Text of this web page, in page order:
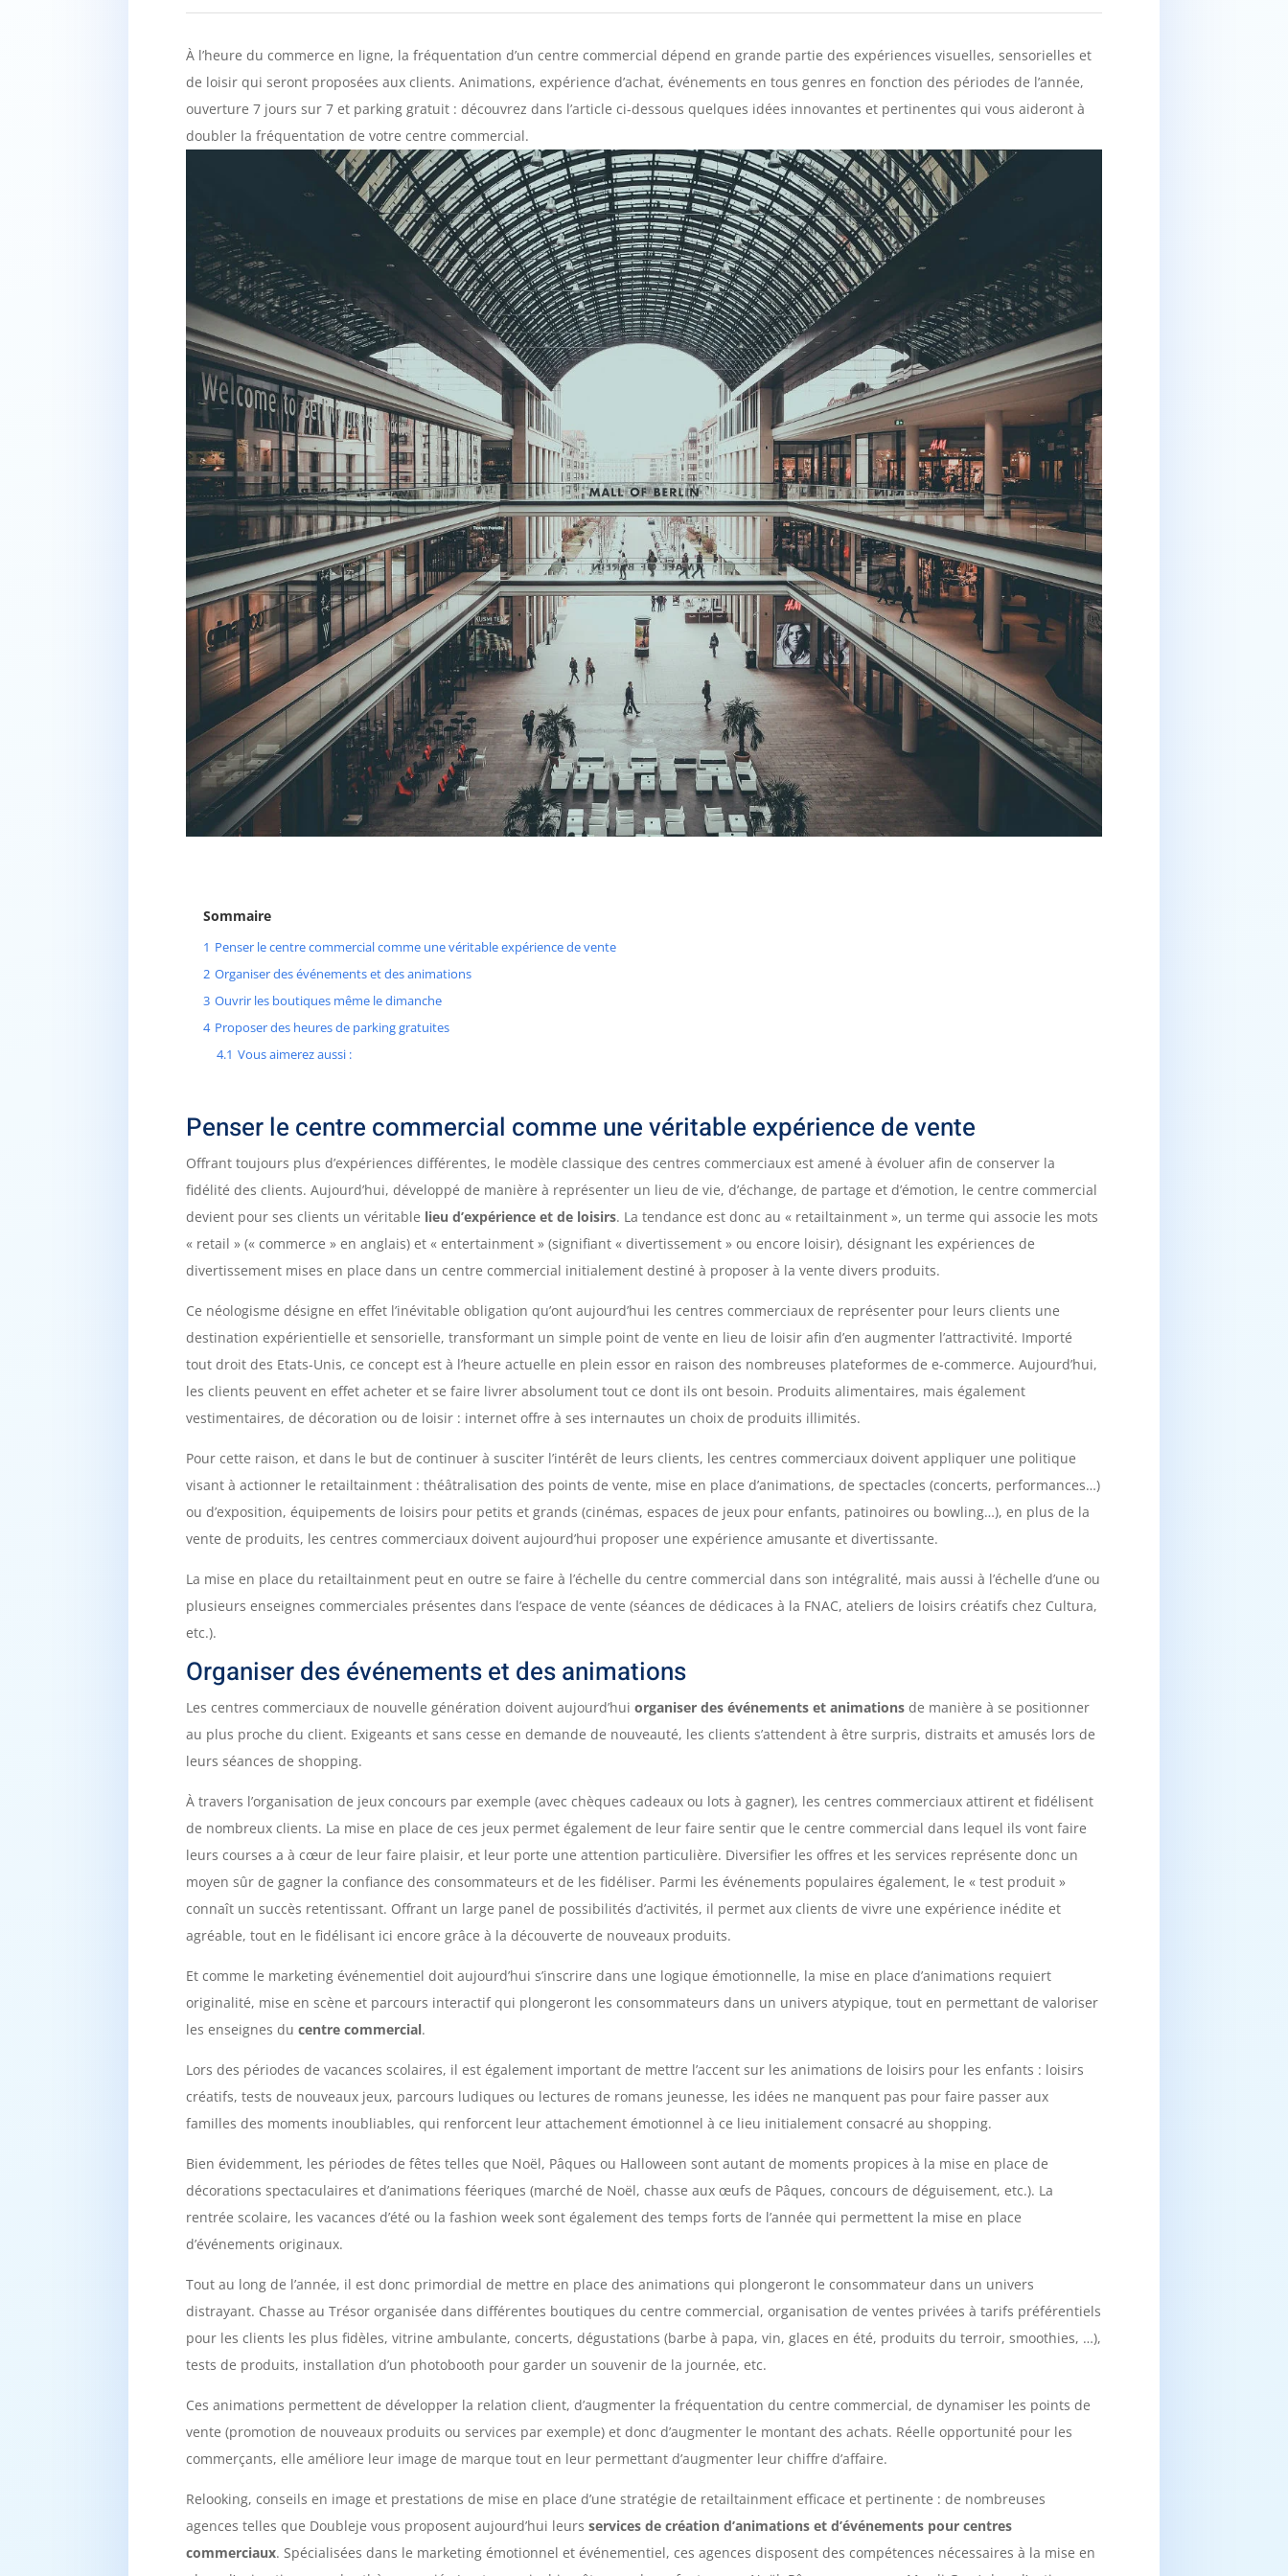
À l’heure du commerce en ligne, la fréquentation d’un centre commercial dépend en grande partie des expériences visuelles, sensorielles et
de loisir qui seront proposées aux clients. Animations, expérience d’achat, événements en tous genres en fonction des périodes de l’année,
ouverture 7 jours sur 7 et parking gratuit : découvrez dans l’article ci-dessous quelques idées innovantes et pertinentes qui vous aideront à
doubler la fréquentation de votre centre commercial.
Sommaire
1 Penser le centre commercial comme une véritable expérience de vente
2 Organiser des événements et des animations
3 Ouvrir les boutiques même le dimanche
4 Proposer des heures de parking gratuites
4.1 Vous aimerez aussi :
Penser le centre commercial comme une véritable expérience de vente
Offrant toujours plus d’expériences différentes, le modèle classique des centres commerciaux est amené à évoluer afin de conserver la
fidélité des clients. Aujourd’hui, développé de manière à représenter un lieu de vie, d’échange, de partage et d’émotion, le centre commercial
devient pour ses clients un véritable lieu d’expérience et de loisirs. La tendance est donc au « retailtainment », un terme qui associe les mots
« retail » (« commerce » en anglais) et « entertainment » (signifiant « divertissement » ou encore loisir), désignant les expériences de
divertissement mises en place dans un centre commercial initialement destiné à proposer à la vente divers produits.
Ce néologisme désigne en effet l’inévitable obligation qu’ont aujourd’hui les centres commerciaux de représenter pour leurs clients une
destination expérientielle et sensorielle, transformant un simple point de vente en lieu de loisir afin d’en augmenter l’attractivité. Importé
tout droit des Etats-Unis, ce concept est à l’heure actuelle en plein essor en raison des nombreuses plateformes de e-commerce. Aujourd’hui,
les clients peuvent en effet acheter et se faire livrer absolument tout ce dont ils ont besoin. Produits alimentaires, mais également
vestimentaires, de décoration ou de loisir : internet offre à ses internautes un choix de produits illimités.
Pour cette raison, et dans le but de continuer à susciter l’intérêt de leurs clients, les centres commerciaux doivent appliquer une politique
visant à actionner le retailtainment : théâtralisation des points de vente, mise en place d’animations, de spectacles (concerts, performances…)
ou d’exposition, équipements de loisirs pour petits et grands (cinémas, espaces de jeux pour enfants, patinoires ou bowling…), en plus de la
vente de produits, les centres commerciaux doivent aujourd’hui proposer une expérience amusante et divertissante.
La mise en place du retailtainment peut en outre se faire à l’échelle du centre commercial dans son intégralité, mais aussi à l’échelle d’une ou
plusieurs enseignes commerciales présentes dans l’espace de vente (séances de dédicaces à la FNAC, ateliers de loisirs créatifs chez Cultura,
etc.).
Organiser des événements et des animations
Les centres commerciaux de nouvelle génération doivent aujourd’huiorganiser des événements et animations de manière à se positionner
au plus proche du client. Exigeants et sans cesse en demande de nouveauté, les clients s’attendent à être surpris, distraits et amusés lors de
leurs séances de shopping.
À travers l’organisation de jeux concours par exemple (avec chèques cadeaux ou lots à gagner), les centres commerciaux attirent et fidélisent
de nombreux clients. La mise en place de ces jeux permet également de leur faire sentir que le centre commercial dans lequel ils vont faire
leurs courses a à cœur de leur faire plaisir, et leur porte une attention particulière. Diversifier les offres et les services représente donc un
moyen sûr de gagner la confiance des consommateurs et de les fidéliser. Parmi les événements populaires également, le « test produit »
connaît un succès retentissant. Offrant un large panel de possibilités d’activités, il permet aux clients de vivre une expérience inédite et
agréable, tout en le fidélisant ici encore grâce à la découverte de nouveaux produits.
Et comme le marketing événementiel doit aujourd’hui s’inscrire dans une logique émotionnelle, la mise en place d’animations requiert
originalité, mise en scène et parcours interactif qui plongeront les consommateurs dans un univers atypique, tout en permettant de valoriser
les enseignes ducentre commercial.
Lors des périodes de vacances scolaires, il est également important de mettre l’accent sur les animations de loisirs pour les enfants : loisirs
créatifs, tests de nouveaux jeux, parcours ludiques ou lectures de romans jeunesse, les idées ne manquent pas pour faire passer aux
familles des moments inoubliables, qui renforcent leur attachement émotionnel à ce lieu initialement consacré au shopping.
Bien évidemment, les périodes de fêtes telles que Noël, Pâques ou Halloween sont autant de moments propices à la mise en place de
décorations spectaculaires et d’animations féeriques (marché de Noël, chasse aux œufs de Pâques, concours de déguisement, etc.). La
rentrée scolaire, les vacances d’été ou la fashion week sont également des temps forts de l’année qui permettent la mise en place
d’événements originaux.
Tout au long de l’année, il est donc primordial de mettre en place des animations qui plongeront le consommateur dans un univers
distrayant. Chasse au Trésor organisée dans différentes boutiques du centre commercial, organisation de ventes privées à tarifs préférentiels
pour les clients les plus fidèles, vitrine ambulante, concerts, dégustations (barbe à papa, vin, glaces en été, produits du terroir, smoothies, …),
tests de produits, installation d’un photobooth pour garder un souvenir de la journée, etc.
Ces animations permettent de développer la relation client, d’augmenter la fréquentation du centre commercial, de dynamiser les points de
vente (promotion de nouveaux produits ou services par exemple) et donc d’augmenter le montant des achats. Réelle opportunité pour les
commerçants, elle améliore leur image de marque tout en leur permettant d’augmenter leur chiffre d’affaire.
Relooking, conseils en image et prestations de mise en place d’une stratégie de retailtainment efficace et pertinente : de nombreuses
agences telles que Doubleje vous proposent aujourd’hui leursservices de création d’animations et d’événements pour centres
commerciaux. Spécialisées dans le marketing émotionnel et événementiel, ces agences disposent des compétences nécessaires à la mise en